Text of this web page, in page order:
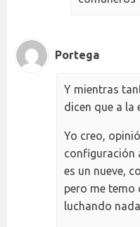
Portega
Y mientras
dicen que a la
Yo creo,
configuración
es un nueve,
pero me temo
luchando